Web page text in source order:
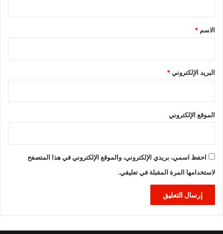
*
الاسم *
البريد الإلكتروني*
الموقع الإلكتروني
احفظ اسمي، بريدي الإلكتروني، والموقع الإلكتروني في هذا المتصفح
لاستخدامها المرة المقبلة في تعليقي.